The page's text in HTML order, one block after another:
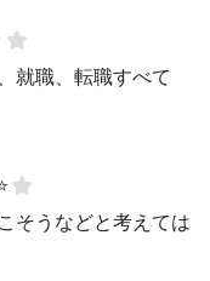
就職、転職すべて
そうなどと考えては